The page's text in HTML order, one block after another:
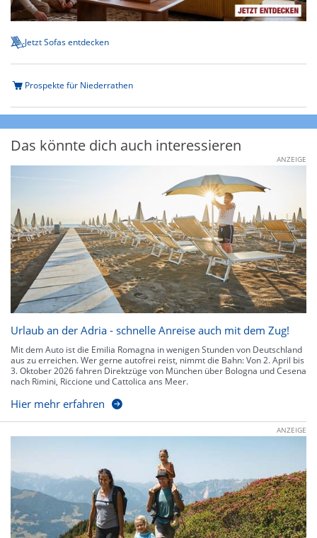
Jetzt Sofas entdecken
Prospekte für Niederrathen
Das könnte dich auch interessieren
ANZEIGE
Urlaub an der Adria - schnelle Anreise auch mit dem Zug!
Mit dem Auto ist die Emilia Romagna in wenigen Stunden von Deutschland
aus zu erreichen. Wer gerne autofrei reist, nimmt die Bahn: Von 2. April bis
3. Oktober 2026 fahren Direktzüge von München über Bologna und Cesena
nach Rimini, Riccione und Cattolica ans Meer.
Hier mehr erfahren
ANZEIGE